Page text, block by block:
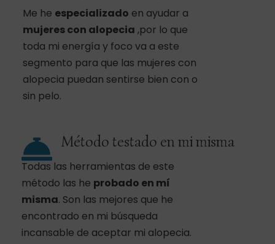
Me he especializado en ayudar a
mujeres con alopecia ,por lo que
toda mi energía y foco va a este
segmento para que las mujeres con
alopecia puedan sentirse bien con o
sin pelo.
Método testado en mi misma
Todas las herramientas de este
método las he probado en mí
misma. Son las mejores que he
encontrado en mi búsqueda
incansable de aceptar mi alopecia.